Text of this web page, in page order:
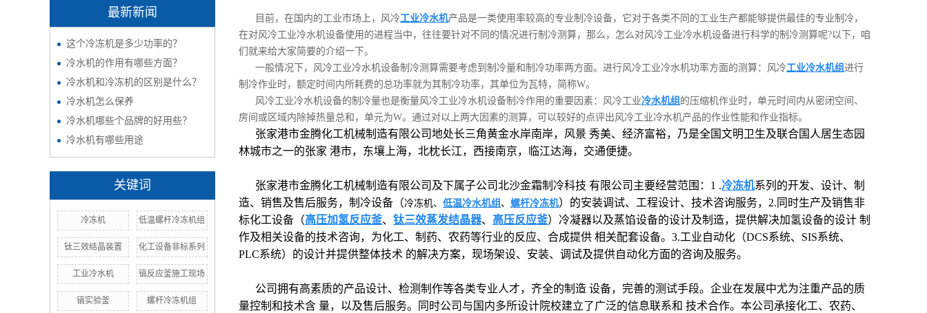
最新新闻
这个冷冻机是多少功率的？
冷水机的作用有哪些方面？
冷水机和冷冻机的区别是什么？
冷水机怎么保养
冷水机哪些个品牌的好用些？
冷水机有哪些用途
关键词
冷冻机 低温螺杆冷冻机组
钛三效结晶装置 化工设备非标系列
工业冷水机 镐反应釜施工现场
镐实验釜 螺杆冷冻机组
目前，在国内的工业市场上，风冷工业冷水机产品是一类使用率较高的专业制冷设备，它对于各类不同的工业生产都能够提供最佳的专业制冷，
在对风冷工业冷水机设备使用的进程当中，往往要针对不同的情况进行制冷测算，那么，怎么对风冷工业冷水机设备进行科学的制冷测算呢?以下，咱
们就来给大家简要的介绍一下。
一般情况下，风冷工业冷水机设备制冷测算需要考虑到制冷量和制冷功率两方面。进行风冷工业冷水机功率方面的测算：风冷工业冷水机组进行
制冷作业时，额定时间内所耗费的总功率就为其制冷功率，其单位为瓦特，简称W。
风冷工业冷水机设备的制冷量也是衡量风冷工业冷水机设备制冷作用的重要因素：风冷工业冷水机组 的压缩机作业时，单元时间内从密闭空间、
房间或区域内除掉热量总和，单元为W。通过对以上两大因素的测算，可以较好的点评出风冷工业冷水机产品的作业性能和作业指标。
张家港市金腾化工机械制造有限公司地处长三角黄金水岸南岸，风景 秀美、经济富裕，乃是全国文明卫生及联合国人居生态园
林城市之一的张家 港市，东壤上海，北枕长江，西接南京，临江达海，交通便捷。
张家港市金腾化工机械制造有限公司及下属子公司北沙金霜制冷科技 有限公司主要经营范围：1 .冷冻机系列的开发、设计、制
造、销售及售后服务，制冷设备（冷冻机、 低温冷水机组 、 螺杆冷冻机）的安装调试、工程设计、技术咨询服务，2.同时生产及销售非
标化工设备（高压加氢反应釜、 钛三效蒸发结晶器、 高压反应釜）冷凝器以及蒸馅设备的设计及制造，提供解决加氢设备的设计 制
作及相关设备的技术咨询，为化工、制药、农药等行业的反应、合成提供 相关配套设备。3.工业自动化（DCS系统、SIS系统、
PLC系统）的设计并提供整体技术 的解决方案，现场架设、安装、调试及提供自动化方面的咨询及服务。
公司拥有高素质的产品设计、检测制作等各类专业人才，齐全的制造 设备，完善的测试手段。企业在发展中尤为注重产品的质
量控制和技术含 量，以及售后服务。同时公司与国内多所设计院校建立了广泛的信息联系和 技术合作。本公司承接化工、农药、